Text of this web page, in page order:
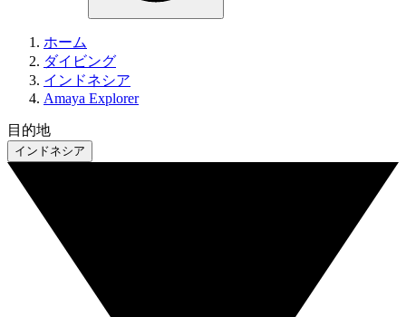
ホーム
ダイビング
インドネシア
Amaya Explorer
目的地
インドネシア